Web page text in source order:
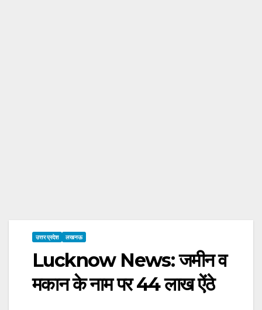
उत्तर प्रदेश लखनऊ
Lucknow News: जमीन व
मकान के नाम पर 44 लाख ऐंठे